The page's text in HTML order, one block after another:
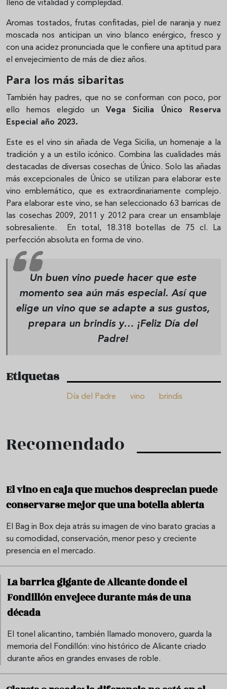
lleno de vitalidad y complejidad.
Aromas tostados, frutas confitadas, piel de naranja y nuez
moscada nos anticipan un vino blanco enérgico, fresco y
con una acidez pronunciada que le confiere una aptitud para
el envejecimiento de más de diez años.
Para los más sibaritas
También hay padres, que no se conforman con poco, por
ello hemos elegido un Vega Sicilia Único Reserva
Especial año 2023.
Este es el vino sin añada de Vega Sicilia, un homenaje a la
tradición y a un estilo icónico. Combina las cualidades más
destacadas de diversas cosechas de Único. Solo las añadas
más excepcionales de Único se utilizan para elaborar este
vino emblemático, que es extraordinariamente complejo.
Para elaborar este vino, se han seleccionado 63 barricas de
las cosechas 2009, 2011 y 2012 para crear un ensamblaje
sobresaliente. En total, 18.318 botellas de 75 cl. La
perfección absoluta en forma de vino.
Un buen vino puede hacer que este
momento sea aún más especial. Así que
elige un vino que se adapte a sus gustos,
prepara un brindis y… ¡Feliz Día del
Padre!
Etiquetas
Día del Padre vino brindis
Recomendado
El vino en caja que muchos desprecian puede
conservarse mejor que una botella abierta
El Bag in Box deja atrás su imagen de vino barato gracias a
su comodidad, conservación, menor peso y creciente
presencia en el mercado.
La barrica gigante de Alicante donde el
Fondillón envejece durante más de una
década
El tonel alicantino, también llamado monovero, guarda la
memoria del Fondillón: vino histórico de Alicante criado
durante años en grandes envases de roble.